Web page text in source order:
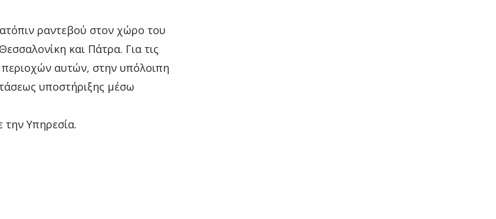
ραντεβού στον χώρο του
και Πάτρα. Για τις
περιοχών αυτών, στην υπόλοιπη
υποστήριξης μέσω
την Υπηρεσία.